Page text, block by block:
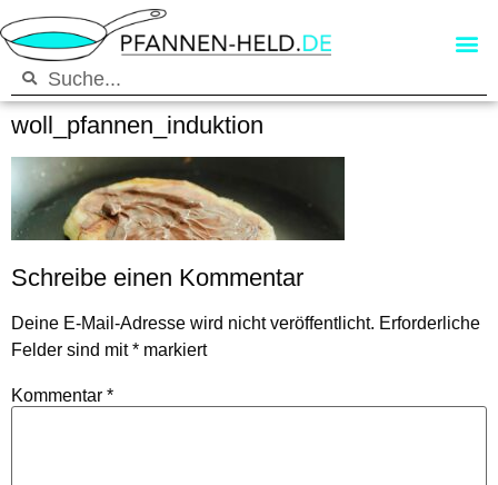
woll_pfannen_induktion
Schreibe einen Kommentar
Deine E-Mail-Adresse wird nicht veröffentlicht. Erforderliche
Felder sind mit* markiert
Kommentar *